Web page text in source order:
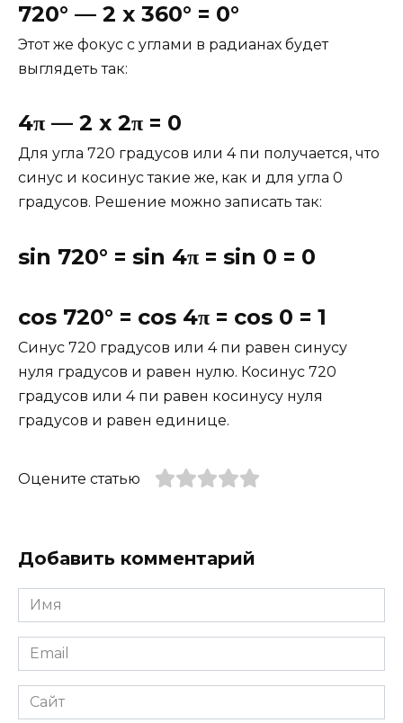
720° — 2 x 360° = 0°
Этот же фокус с углами в радианах будет
выглядеть так:
4π — 2 x 2π = 0
Для угла 720 градусов или 4 пи получается, что
синус и косинус такие же, как и для угла 0
градусов. Решение можно записать так:
sin 720° = sin 4π = sin 0 = 0
cos 720° = cos 4π = cos 0 = 1
Синус 720 градусов или 4 пи равен синусу
нуля градусов и равен нулю. Косинус 720
градусов или 4 пи равен косинусу нуля
градусов и равен единице.
Оцените статью
Добавить комментарий
Имя
*
Email
*
Сайт